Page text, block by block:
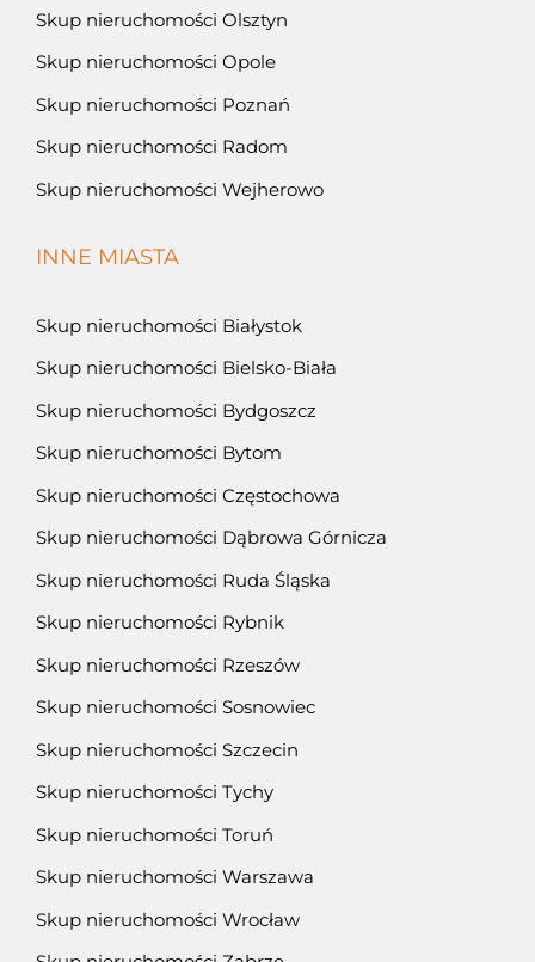
Skup nieruchomości Olsztyn
Skup nieruchomości Opole
Skup nieruchomości Poznań
Skup nieruchomości Radom
Skup nieruchomości Wejherowo
INNE MIASTA
Skup nieruchomości Białystok
Skup nieruchomości Bielsko-Biała
Skup nieruchomości Bydgoszcz
Skup nieruchomości Bytom
Skup nieruchomości Częstochowa
Skup nieruchomości Dąbrowa Górnicza
Skup nieruchomości Ruda Śląska
Skup nieruchomości Rybnik
Skup nieruchomości Rzeszów
Skup nieruchomości Sosnowiec
Skup nieruchomości Szczecin
Skup nieruchomości Tychy
Skup nieruchomości Toruń
Skup nieruchomości Warszawa
Skup nieruchomości Wrocław